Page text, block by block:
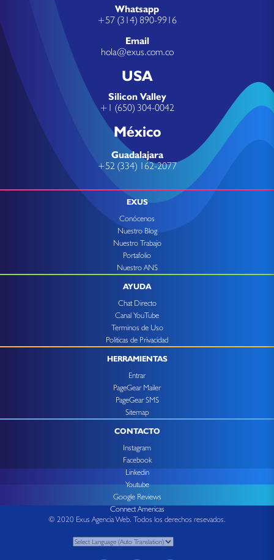
Whatsapp
+57 (314) 890-9916
Email
hola@exus.com.co
USA
Silicon Valley
+1 (650) 304-0042
México
Guadalajara
+52 (334) 162-2077
EXUS
Conócenos
Nuestro Blog
Nuestro Trabajo
Portafolio
Nuestro ANS
AYUDA
Chat Directo
Canal YouTube
Terminos de Uso
Politicas de Privacidad
HERRAMIENTAS
Entrar
PageGear Mailer
PageGear SMS
Sitemap
CONTACTO
Instagram
Facebook
Linkedin
Youtube
Google Reviews
Connect Americas
© 2020 Exus Agencia Web. Todos los derechos resevados.